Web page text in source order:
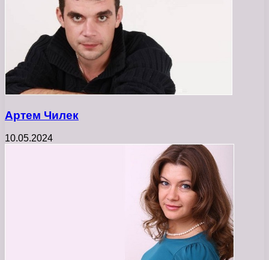
Артем Чилек
10.05.2024